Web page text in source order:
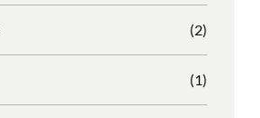
(2)
(1)